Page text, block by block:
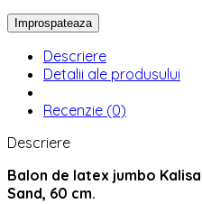
Descriere
Detalii ale produsului
Recenzie (0)
Descriere
Balon de latex jumbo
Sand, 60 cm.